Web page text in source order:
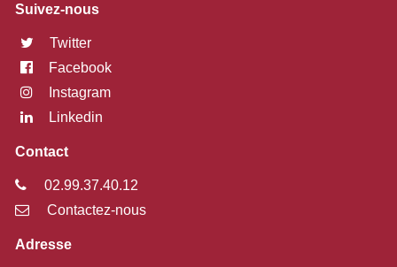
Suivez-nous
Twitter
Facebook
Instagram
Linkedin
Contact
02.99.37.40.12
Contactez-nous
Adresse